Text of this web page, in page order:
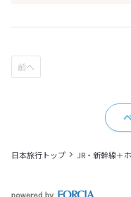
日本旅行トップ JR・新幹線＋